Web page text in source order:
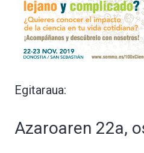
Egitaraua:
Azaroaren 22a,